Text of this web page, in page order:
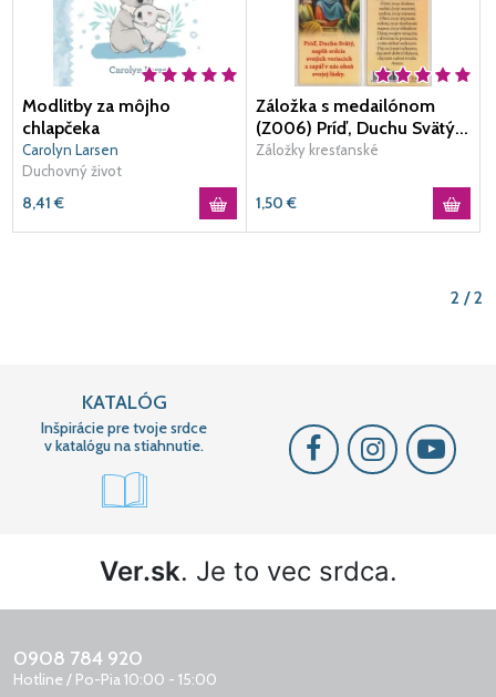
Modlitby za môjho
chlapčeka
Carolyn Larsen
Duchovný život
8,41 €
Záložka s medailónom
(Z006) Príď, Duchu Svätý...
Záložky kresťanské
1,50 €
2 / 2
KATALÓG
Inšpirácie pre tvoje srdce
v katalógu na stiahnutie.
Ver.sk. Je to vec srdca.
0908 784 920
Hotline / Po-Pia 10:00 - 15:00